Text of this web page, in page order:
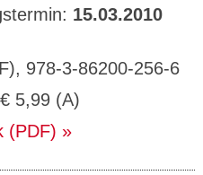
15.03.2010
978-3-86200-256-6
€ 5,99 (A)
(PDF)